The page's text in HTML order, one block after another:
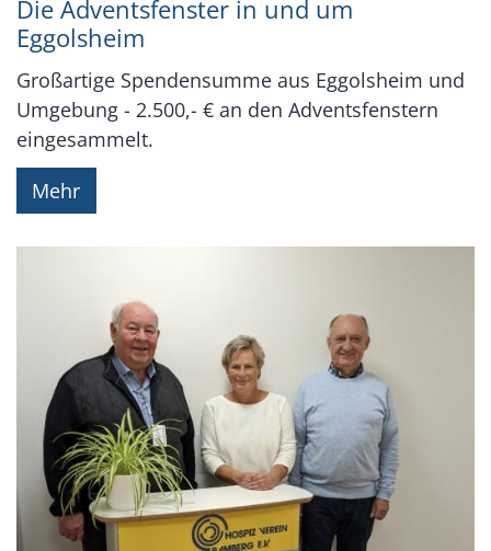
Die Adventsfenster in und um
Eggolsheim
Großartige Spendensumme aus Eggolsheim und
Umgebung - 2.500,- € an den Adventsfenstern
eingesammelt.
Mehr